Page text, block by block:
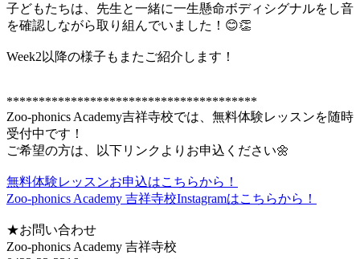
子どもたちは、先生と一緒に一生懸命ボディシグナルをし音
を確認しながら取り組んでいました！😊👏
Week2以降の様子もまたご紹介します！
***************************************
Zoo-phonics Academy吉祥寺校では、無料体験レッスンを随時
受付中です！
ご希望の方は、以下リンクよりお申込ください🌼
無料体験レッスンお申込はこちらから！
Zoo-phonics Academy 吉祥寺校Instagramはこちらから！
★お問い合わせ
Zoo-phonics Academy 吉祥寺校